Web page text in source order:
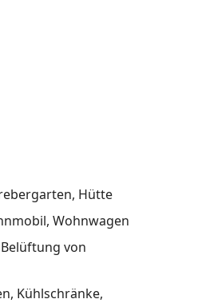
Hütte
Wohnwagen
von
Kühlschränke,